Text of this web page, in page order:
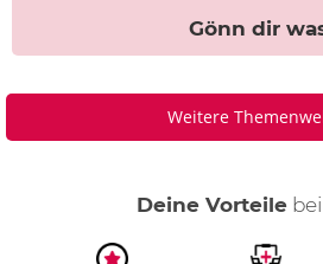
Gönn dir
Weitere
Deine Vorteilebei